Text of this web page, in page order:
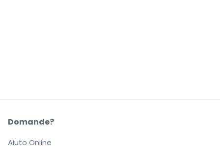
Domande?
Aiuto Online